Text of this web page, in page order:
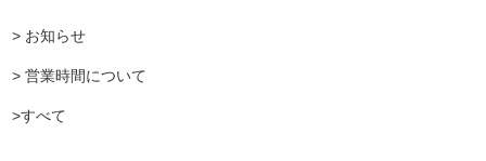
> お知らせ
> 営業時間について
>すべて